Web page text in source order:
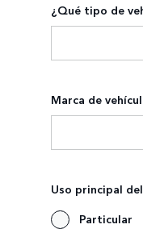
¿Qué tipo de
Marca de
Uso principal
Particular